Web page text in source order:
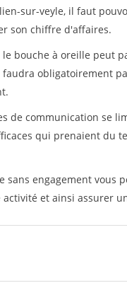
sur-veyle, il faut
son chiffre d'affaires.
bouche à oreille peut
obligatoirement
de communication se
qui prenaient du
sans engagement vous
et ainsi assurer